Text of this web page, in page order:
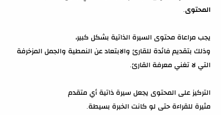
المحتوى
يجب مراعاة محتوى السيرة الذاتية بشكل كبير،
وذلك بتقديم فائدة للقارئ والابتعاد عن النمطية والجمل المزخرفة
التي لا تغني معرفة القارئ.
التركيز على المحتوى يجعل سيرة ذاتية أي متقدم
مثيرة للقراءة حتى لو كانت الخبرة بسيطة.